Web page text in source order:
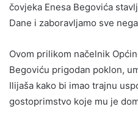
čovjeka Enesa Begovića
Dane i zaboravljamo sve
Ovom prilikom načelnik
Begoviću prigodan poklon,
Ilijaša kako bi imao trajnu
gostoprimstvo koje mu je